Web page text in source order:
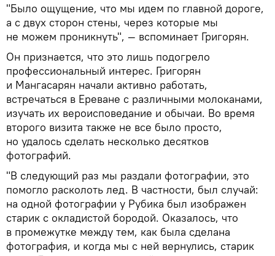
"Было ощущение, что мы идем по главной дороге,
а с двух сторон стены, через которые мы
не можем проникнуть", — вспоминает Григорян.
Он признается, что это лишь подогрело
профессиональный интерес. Григорян
и Мангасарян начали активно работать,
встречаться в Ереване с различными молоканами,
изучать их вероисповедание и обычаи. Во время
второго визита также не все было просто,
но удалось сделать несколько десятков
фотографий.
"В следующий раз мы раздали фотографии, это
помогло расколоть лед. В частности, был случай:
на одной фотографии у Рубика был изображен
старик с окладистой бородой. Оказалось, что
в промежутке между тем, как была сделана
фотография, и когда мы с ней вернулись, старик